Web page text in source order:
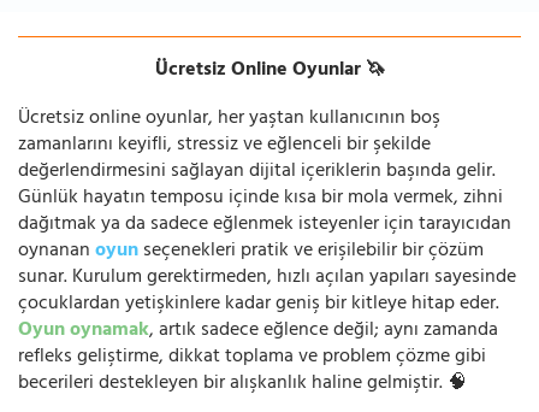
Ücretsiz Online Oyunlar 🦄
Ücretsiz online oyunlar, her yaştan kullanıcının boş
zamanlarını keyifli, stressiz ve eğlenceli bir şekilde
değerlendirmesini sağlayan dijital içeriklerin başında gelir.
Günlük hayatın temposu içinde kısa bir mola vermek, zihni
dağıtmak ya da sadece eğlenmek isteyenler için tarayıcıdan
oynananoyunseçenekleri pratik ve erişilebilir bir çözüm
sunar. Kurulum gerektirmeden, hızlı açılan yapıları sayesinde
çocuklardan yetişkinlere kadar geniş bir kitleye hitap eder.
Oyun oynamak, artık sadece eğlence değil; aynı zamanda
refleks geliştirme, dikkat toplama ve problem çözme gibi
becerileri destekleyen bir alışkanlık haline gelmiştir. 🧠